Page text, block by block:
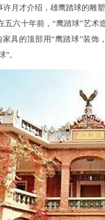
许月才介绍，雄鹰踏球的雕
五六十年前，“鹰踏球”艺
具的顶部用“鹰踏球”装
”。